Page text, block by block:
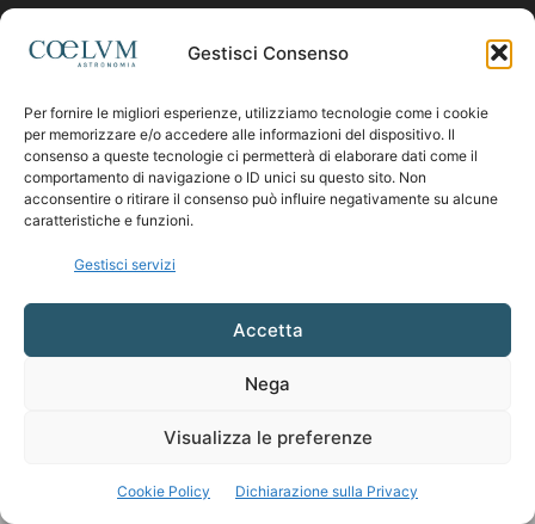
Gestisci Consenso
Per fornire le migliori esperienze, utilizziamo tecnologie come i cookie
per memorizzare e/o accedere alle informazioni del dispositivo. Il
consenso a queste tecnologie ci permetterà di elaborare dati come il
comportamento di navigazione o ID unici su questo sito. Non
acconsentire o ritirare il consenso può influire negativamente su alcune
caratteristiche e funzioni.
Gestisci servizi
Accetta
Nega
Visualizza le preferenze
Cookie Policy Dichiarazione sulla Privacy
SEGUICI